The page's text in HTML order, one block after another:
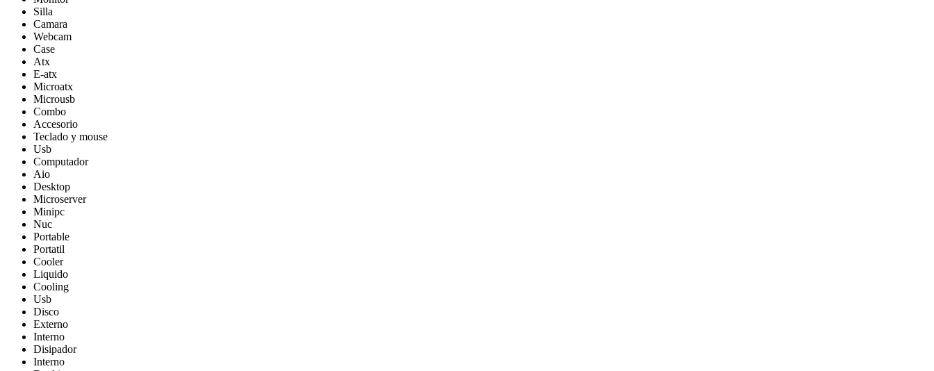
Silla
Camara
Webcam
Case
Atx
E-atx
Microatx
Microusb
Combo
Accesorio
Teclado y mouse
Usb
Computador
Aio
Desktop
Microserver
Minipc
Nuc
Portable
Portatil
Cooler
Liquido
Cooling
Usb
Disco
Externo
Interno
Disipador
Interno